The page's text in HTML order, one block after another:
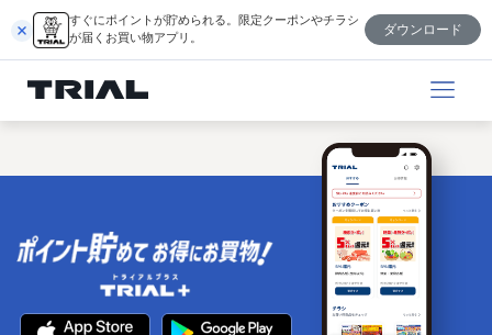
を
キ
すぐにポイントが貯められる。限定クーポンやチラシ
が届くお買い物アプリ。
ダウンロード